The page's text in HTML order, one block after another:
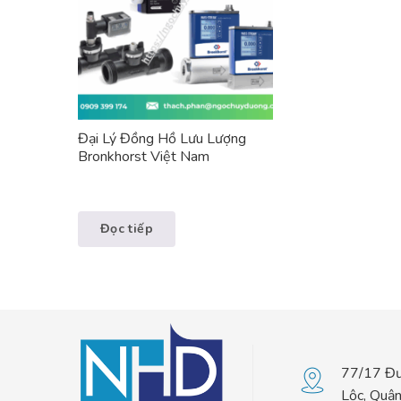
Đại Lý Đồng Hồ Lưu Lượng
Bronkhorst Việt Nam
Đọc tiếp
77/17
Lộc,